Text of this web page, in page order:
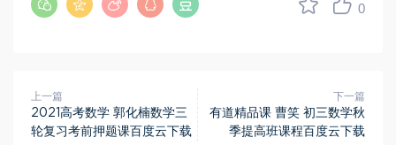
0
上一篇
2021高考数学 郭化楠数学三
轮复习考前押题课百度云下载
下一篇
有道精品课 曹笑 初三数学秋
季提高班课程百度云下载